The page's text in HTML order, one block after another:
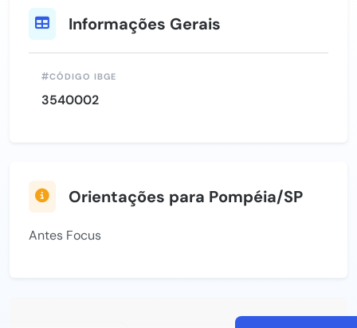
Informações Gerais
CÓDIGO IBGE
3540002
Orientações para Pompéia/SP
Antes Focus